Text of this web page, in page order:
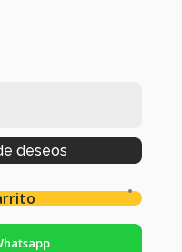
deseos